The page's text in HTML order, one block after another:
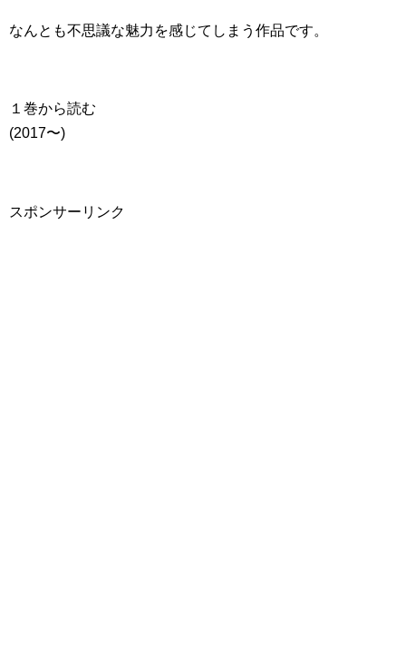
なんとも不思議な魅力を感じてしまう作品です。
１巻から読む
(2017〜)
スポンサーリンク